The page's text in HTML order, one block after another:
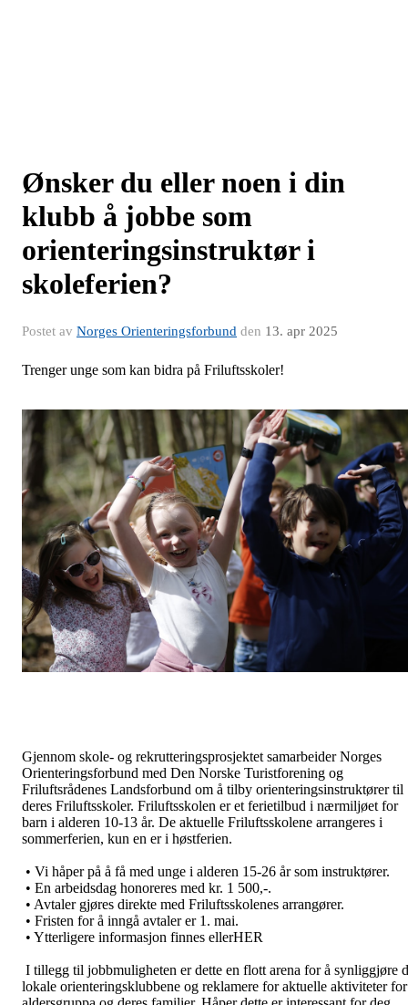
Ønsker du eller noen i din
klubb å jobbe som
orienteringsinstruktør i
skoleferien?
Postet av Norges Orienteringsforbund den 13. apr 2025
Trenger unge som kan bidra på Friluftsskoler!
Gjennom skole- og rekrutteringsprosjektet samarbeider Norges
Orienteringsforbund med Den Norske Turistforening og
Friluftsrådenes Landsforbund om å tilby orienteringsinstruktører til
deres Friluftsskoler. Friluftsskolen er et ferietilbud i nærmiljøet for
barn i alderen 10-13 år. De aktuelle Friluftsskolene arrangeres i
sommerferien, kun en er i høstferien.
• Vi håper på å få med unge i alderen 15-26 år som instruktører.
• En arbeidsdag honoreres med kr. 1 500,-.
• Avtaler gjøres direkte med Friluftsskolenes arrangører.
• Fristen for å inngå avtaler er 1. mai.
• Ytterligere informasjon finnes ellerHER
I tillegg til jobbmuligheten er dette en flott arena for å synliggjøre
lokale orienteringsklubbene og reklamere for aktuelle aktiviteter for